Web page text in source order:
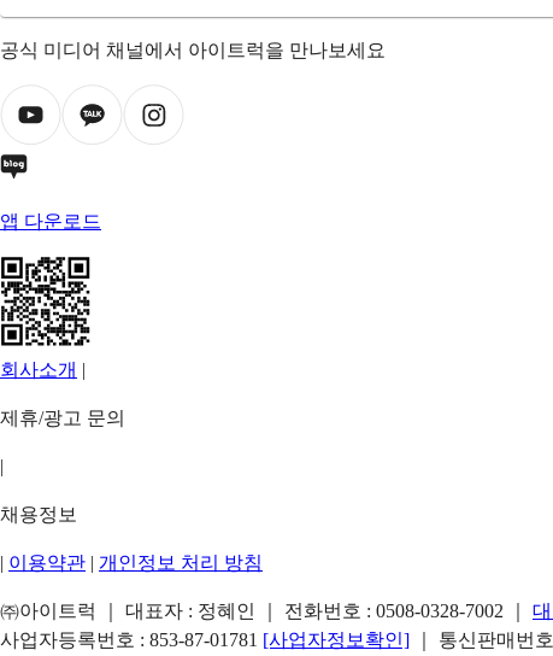
공식 미디어 채널에서 아이트럭을 만나보세요
앱 다운로드
회사소개 |
제휴/광고 문의
|
채용정보
| 이용약관 | 개인정보 처리 방침
㈜아이트럭 ｜ 대표자 : 정혜인 ｜ 전화번호 : 0508-0328-7002
사업자등록번호 : 853-87-01781 [사업자정보확인]
｜ 통신판매번